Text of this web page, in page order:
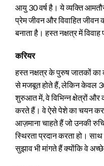
आयु 30 वर्ष है। ये व्यक्ति
प्रेम जीवन और विवाहित
बनाता है। हस्त नक्षत्र में विवाह
करियर
हस्त नक्षत्र के पुरुष जातकों का
से मजबूत होते हैं, लेकिन केवल
शुरुआत में, वे विभिन्न क्षेत्रों
करते हैं। वे ऐसे पेशे का चयन
आज़माना चाहते हैं जो उनकी
स्थिरता प्रदान करता हो।
सुझाव भी मांगते हैं क्योंकि वे